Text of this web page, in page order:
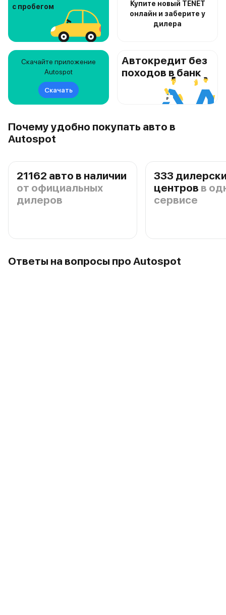
с пробегом
Купите новый TENET
онлайн и заберите у
дилера
Скачайте приложение
Autospot
Скачать
Автокредит без
походов в банк
Почему удобно покупать авто в
Autospot
21162 авто в наличии
от официальных
дилеров
333
центров в
сервисе
Ответы на вопросы про Autospot